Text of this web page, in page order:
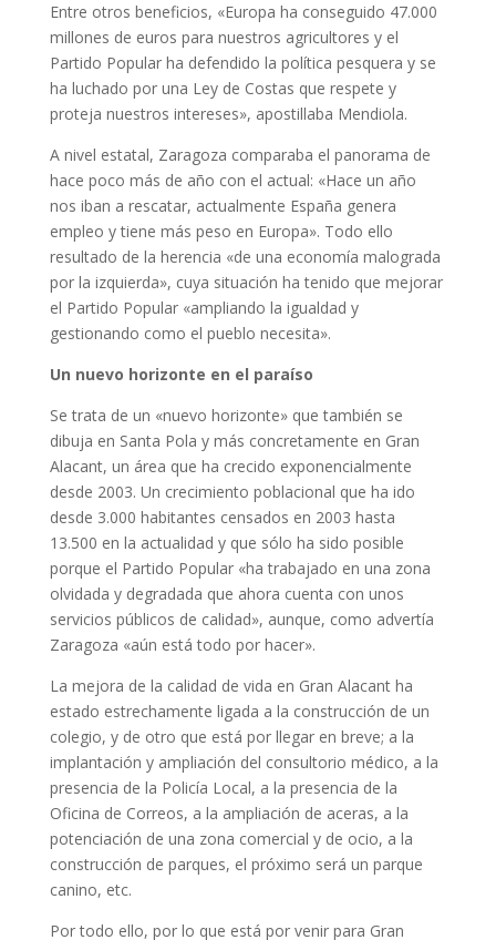
Entre otros beneficios, «Europa ha conseguido 47.000
millones de euros para nuestros agricultores y el
Partido Popular ha defendido la política pesquera y se
ha luchado por una Ley de Costas que respete y
proteja nuestros intereses», apostillaba Mendiola.
A nivel estatal, Zaragoza comparaba el panorama de
hace poco más de año con el actual: «Hace un año
nos iban a rescatar, actualmente España genera
empleo y tiene más peso en Europa». Todo ello
resultado de la herencia «de una economía malograda
por la izquierda», cuya situación ha tenido que mejorar
el Partido Popular «ampliando la igualdad y
gestionando como el pueblo necesita».
Un nuevo horizonte en el paraíso
Se trata de un «nuevo horizonte» que también se
dibuja en Santa Pola y más concretamente en Gran
Alacant, un área que ha crecido exponencialmente
desde 2003. Un crecimiento poblacional que ha ido
desde 3.000 habitantes censados en 2003 hasta
13.500 en la actualidad y que sólo ha sido posible
porque el Partido Popular «ha trabajado en una zona
olvidada y degradada que ahora cuenta con unos
servicios públicos de calidad», aunque, como advertía
Zaragoza «aún está todo por hacer».
La mejora de la calidad de vida en Gran Alacant ha
estado estrechamente ligada a la construcción de un
colegio, y de otro que está por llegar en breve; a la
implantación y ampliación del consultorio médico, a la
presencia de la Policía Local, a la presencia de la
Oficina de Correos, a la ampliación de aceras, a la
potenciación de una zona comercial y de ocio, a la
construcción de parques, el próximo será un parque
canino, etc.
Por todo ello, por lo que está por venir para Gran